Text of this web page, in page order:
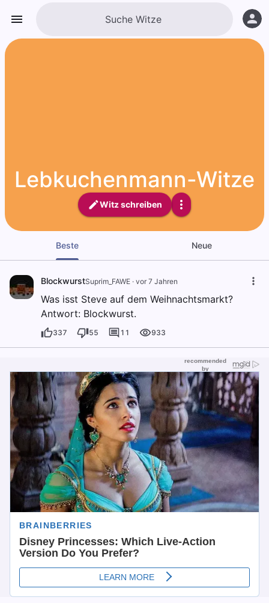
Lebkuchenmann-Witze
Witz schreiben
Beste Neue
BlockwurstSuprim_FAWE · vor 7 Jahren
Was isst Steve auf dem Weihnachtsmarkt?
Antwort: Blockwurst.
337 55 11 933